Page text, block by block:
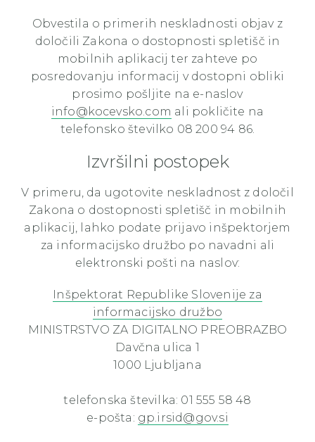
Obvestila o primerih neskladnosti objav z
določili Zakona o dostopnosti spletišč in
mobilnih aplikacij ter zahteve po
posredovanju informacij v dostopni obliki
prosimo pošljite na e-naslov
info@kocevsko.com ali pokličite na
telefonsko številko 08 200 94 86.
Izvršilni postopek
V primeru, da ugotovite neskladnost z določil
Zakona o dostopnosti spletišč in mobilnih
aplikacij, lahko podate prijavo inšpektorjem
za informacijsko družbo po navadni ali
elektronski pošti na naslov:
Inšpektorat Republike Slovenije za
informacijsko družbo
MINISTRSTVO ZA DIGITALNO PREOBRAZBO
Davčna ulica 1
1000 Ljubljana
telefonska številka: 01 555 58 48
e-pošta: gp.irsid@gov.si